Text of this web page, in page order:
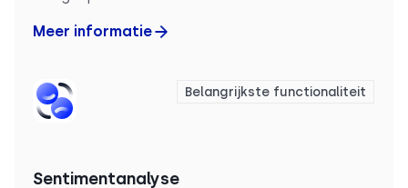
Meer informatie
Belangrijkste functionaliteit
Sentimentanalyse